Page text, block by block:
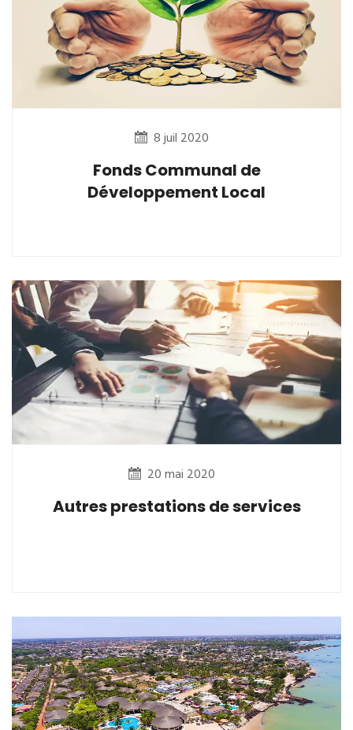
8 juil 2020
Fonds Communal de
Développement Local
20 mai 2020
Autres prestations de services